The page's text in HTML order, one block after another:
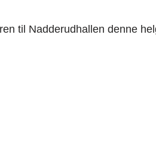
til Nadderudhallen denne